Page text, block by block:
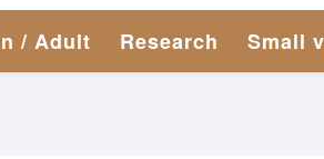
/ Adult Research Small